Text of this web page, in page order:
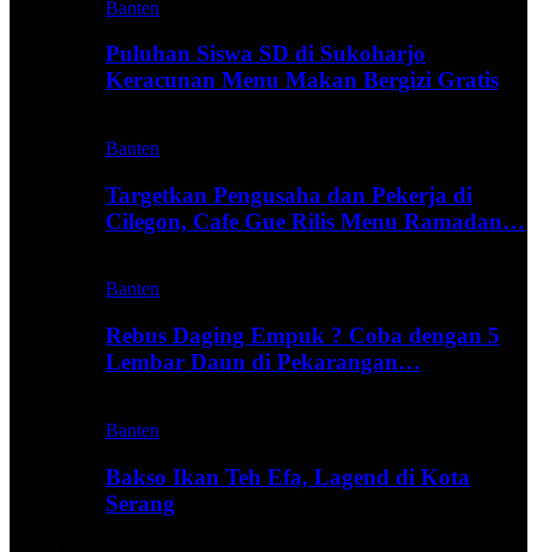
Banten
Puluhan Siswa SD di Sukoharjo
Keracunan Menu Makan Bergizi Gratis
Banten
Targetkan Pengusaha dan Pekerja di
Cilegon, Cafe Gue Rilis Menu Ramadan…
Banten
Rebus Daging Empuk ? Coba dengan 5
Lembar Daun di Pekarangan…
Banten
Bakso Ikan Teh Efa, Lagend di Kota
Serang